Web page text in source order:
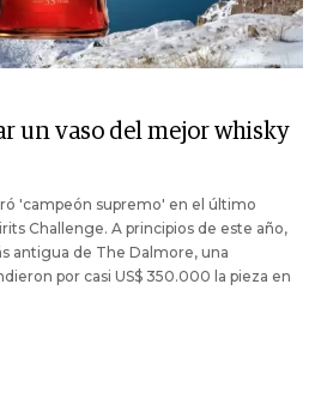
un vaso del mejor whisky
'campeón supremo' en el último
Challenge. A principios de este año,
antigua de The Dalmore, una
por casi US$ 350.000 la pieza en